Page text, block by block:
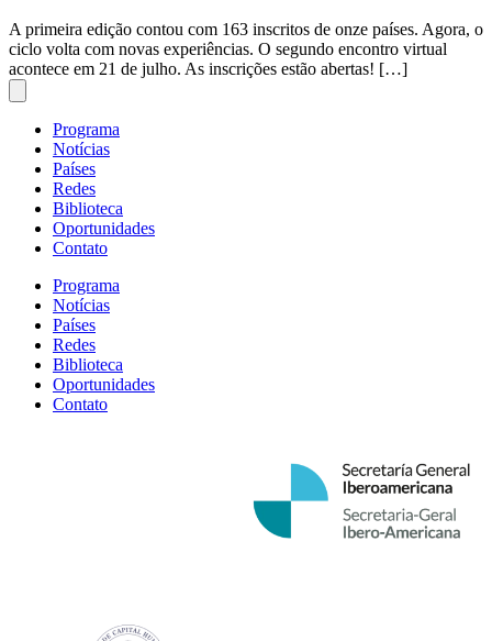
A primeira edição contou com 163 inscritos de onze países. Agora, o
ciclo volta com novas experiências. O segundo encontro virtual
acontece em 21 de julho. As inscrições estão abertas! […]
Programa
Notícias
Países
Redes
Biblioteca
Oportunidades
Contato
Programa
Notícias
Países
Redes
Biblioteca
Oportunidades
Contato